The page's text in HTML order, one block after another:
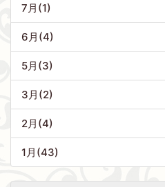
7月(1)
6月(4)
5月(3)
3月(2)
2月(4)
1月(43)